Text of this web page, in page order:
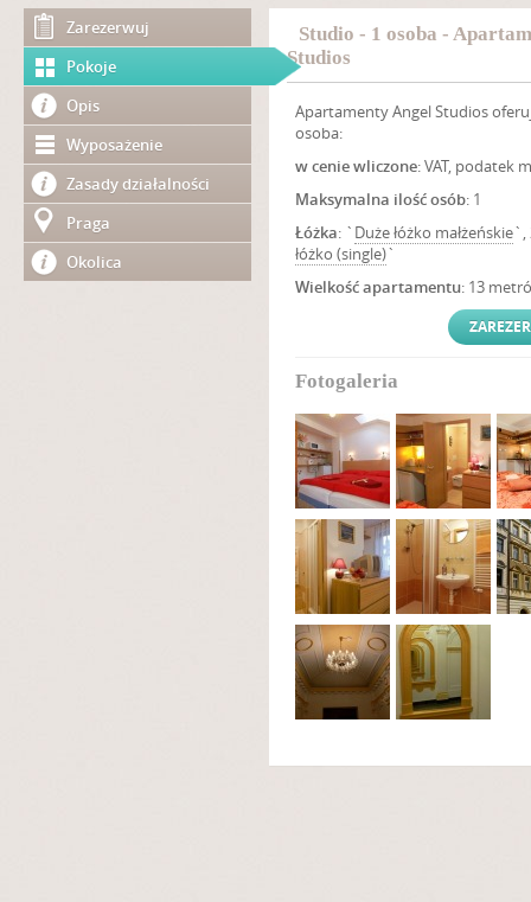
Zarezerwuj
Pokoje
Opis
Wyposażenie
Zasady działalności
Praga
Okolica
Studio - 1 osoba -
Studios
Apartamenty Angel Studios
osoba:
w cenie wliczone: VAT, podatek
Maksymalna ilość osób: 1
Łóżka: ` Duże łóżko małżeńskie`,
łóżko (single)`
Wielkość apartamentu: 13
Fotogaleria